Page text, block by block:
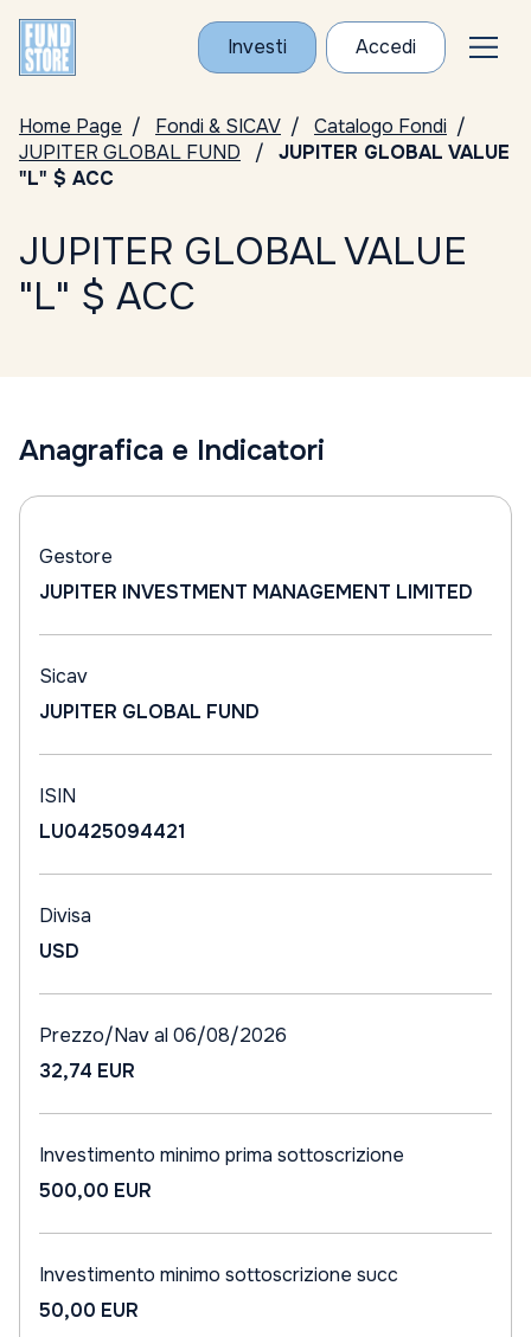
Investi Accedi
Home Page Fondi & SICAV
Catalogo Fondi
JUPITER GLOBAL FUND
JUPITER GLOBAL VALUE
"L" $ ACC
JUPITER GLOBAL VALUE
"L" $ ACC
Anagrafica e Indicatori
Gestore
JUPITER INVESTMENT MANAGEMENT LIMITED
Sicav
JUPITER GLOBAL FUND
ISIN
LU0425094421
Divisa
USD
Prezzo/Nav al 06/08/2026
32,74 EUR
Investimento minimo prima sottoscrizione
500,00 EUR
Investimento minimo sottoscrizione succ
50,00 EUR